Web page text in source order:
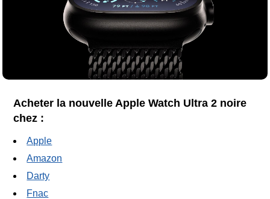
Acheter la nouvelle Apple Watch Ultra 2 noire
chez :
Apple
Amazon
Darty
Fnac